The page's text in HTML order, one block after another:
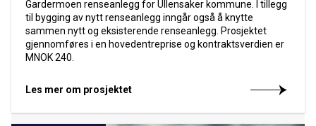
Gardermoen renseanlegg for Ullensaker kommune. I tillegg
til bygging av nytt renseanlegg inngår også å knytte
sammen nytt og eksisterende renseanlegg. Prosjektet
gjennomføres i en hovedentreprise og kontraktsverdien er
MNOK 240.
Les mer om prosjektet